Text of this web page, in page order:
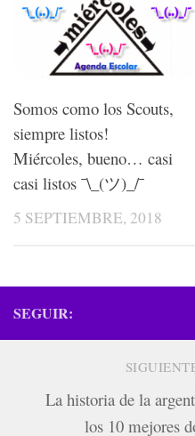
Somos como los Scouts,
siempre listos!
Miércoles, bueno… casi
casi listos ¯\_(ツ)_/¯
5 SEPTIEMBRE, 2018
SEGUIR:
La historia de la
los 10 mejores